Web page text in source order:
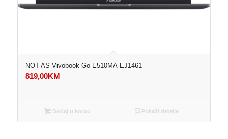
NOT AS Vivobook Go E510MA-EJ1461
819,00KM
Dodaj u korpu Pokaži detalje